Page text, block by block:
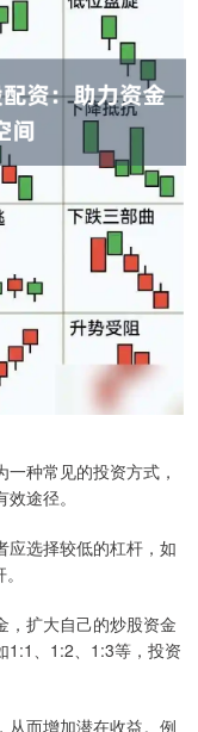
种常见的投资方式，
途径。
应选择较低的杠杆，如
，扩大自己的炒股资金
1:1、1:2、1:3等，投资
从而增加潜在收益。例